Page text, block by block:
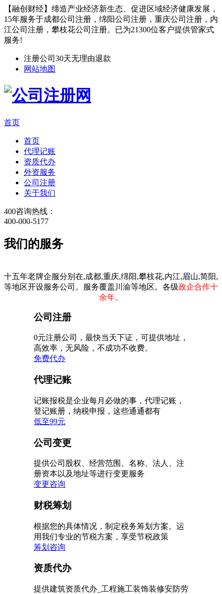
【融创财经】缔造产业经济新生态、促进区域经济健康发展，
15年服务于成都公司注册，绵阳公司注册，重庆公司注册，内
江公司注册，攀枝花公司注册。已为21300位客户提供管家式
服务!
注册公司30天无理由退款
网站地图
首页
首页
代理记账
资质代办
外资服务
公司注册
关于我们
400咨询热线：
400-000-5177
我们的服务
十五年老牌企服分别在,成都,重庆,绵阳,攀枝花,内江,眉山,简阳,
等地区开设服务公司。服务覆盖川渝等地区。各级政企合作十
余年。
公司注册
0元注册公司，最快当天下证，可提供地址，
高效率，无风险，不成功不收费。
免费代办
代理记账
记账报税是企业每月必做的事，代理记账，
登记账册，纳税申报，这些通通都有
低至99元
公司变更
提供公司股权、经营范围、名称、法人、注
册资本以及地址等进行变更服务
变更咨询
财税筹划
根据您的具体情况，制定税务筹划方案。运
用我们专业的节税方案，享受节税政策
筹划咨询
资质代办
提供建筑资质代办_工程施工装饰装修安防劳